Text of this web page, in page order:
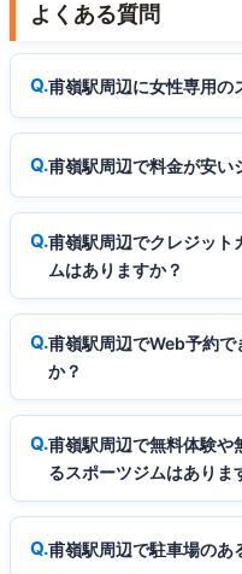
よくある質問
甫嶺駅周辺に女性専用の
甫嶺駅周辺で料金が安い
甫嶺駅周辺でクレジット
ムはありますか？
甫嶺駅周辺でWeb予約
か？
甫嶺駅周辺で無料体験や
るスポーツジムはありま
甫嶺駅周辺で駐車場のあ